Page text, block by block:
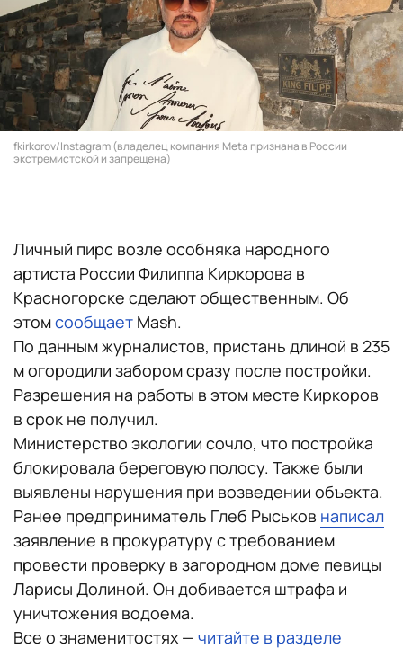
fkirkorov/Instagram (владелец компания Meta признана в России
экстремистской и запрещена)
Личный пирс возле особняка народного
артиста России Филиппа Киркорова в
Красногорске сделают общественным. Об
этомсообщает Mash.
По данным журналистов, пристань длиной в 235
м огородили забором сразу после постройки.
Разрешения на работы в этом месте Киркоров
в срок не получил.
Министерство экологии сочло, что постройка
блокировала береговую полосу. Также были
выявлены нарушения при возведении объекта.
Ранее предприниматель Глеб Рыськов написал
заявление в прокуратуру с требованием
провести проверку в загородном доме певицы
Ларисы Долиной. Он добивается штрафа и
уничтожения водоема.
Все о знаменитостях — читайте в разделе